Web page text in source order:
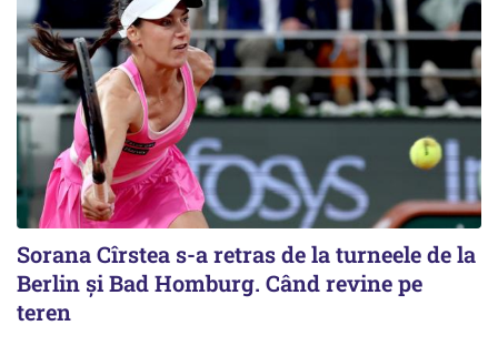
Sorana Cîrstea s-a retras de la turneele de la
Berlin și Bad Homburg. Când revine pe
teren